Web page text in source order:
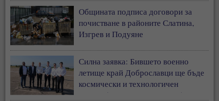
антисемити сме българите
Общината подписа договори за
почистване в районите Слатина,
Изгрев и Подуяне
Силна заявка: Бившето военно
летище край Доброславци ще бъде
космически и технологичен
център (СНИМКИ + ВИДЕО)